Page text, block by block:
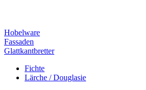
Hobelware
Fassaden
Glattkantbretter
Fichte
Lärche / Douglasie